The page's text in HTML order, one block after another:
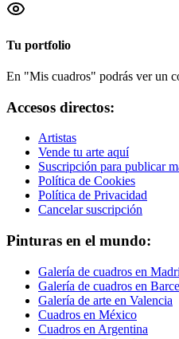
Tu portfolio
En "Mis cuadros" podrás ver un
Accesos directos:
Artistas
Vende tu arte aquí
Suscripción para publicar
Política de Cookies
Política de Privacidad
Cancelar suscripción
Pinturas en el mundo:
Galería de cuadros en
Galería de cuadros en
Galería de arte en Valencia
Cuadros en México
Cuadros en Argentina